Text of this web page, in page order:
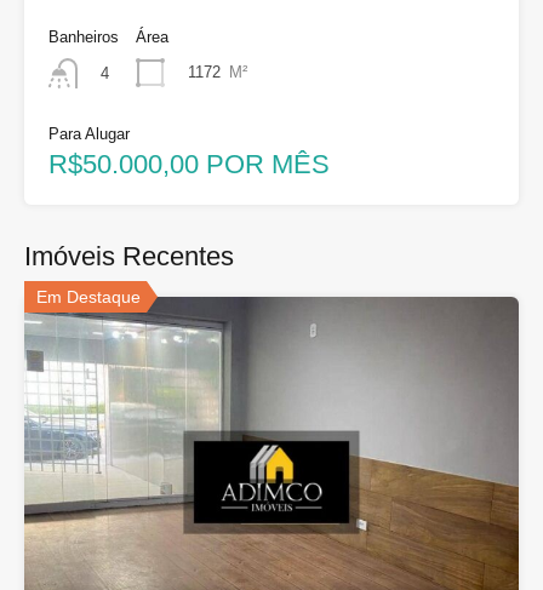
Banheiros
4
Área
1172 M²
Para Alugar
R$50.000,00 POR MÊS
Imóveis Recentes
Em Destaque